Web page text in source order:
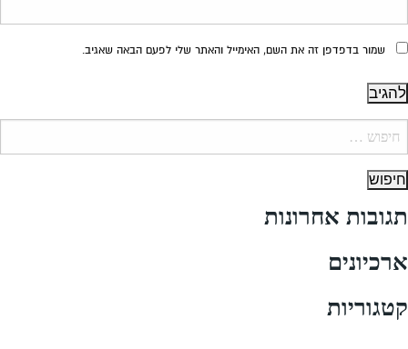
שמור בדפדפן זה את השם, האימייל והאתר שלי לפעם הבאה שאגיב.
תגובות אחרונות
ארכיונים
קטגוריות